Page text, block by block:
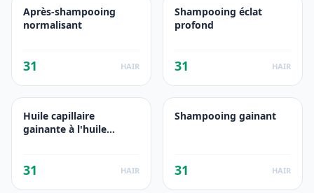
Après-shampooing
normalisant
31 HAIR
Shampooing éclat
profond
31 HAIR
Huile capillaire
gainante à l'huile
31 HAIR
Shampooing gainant
31 HAIR